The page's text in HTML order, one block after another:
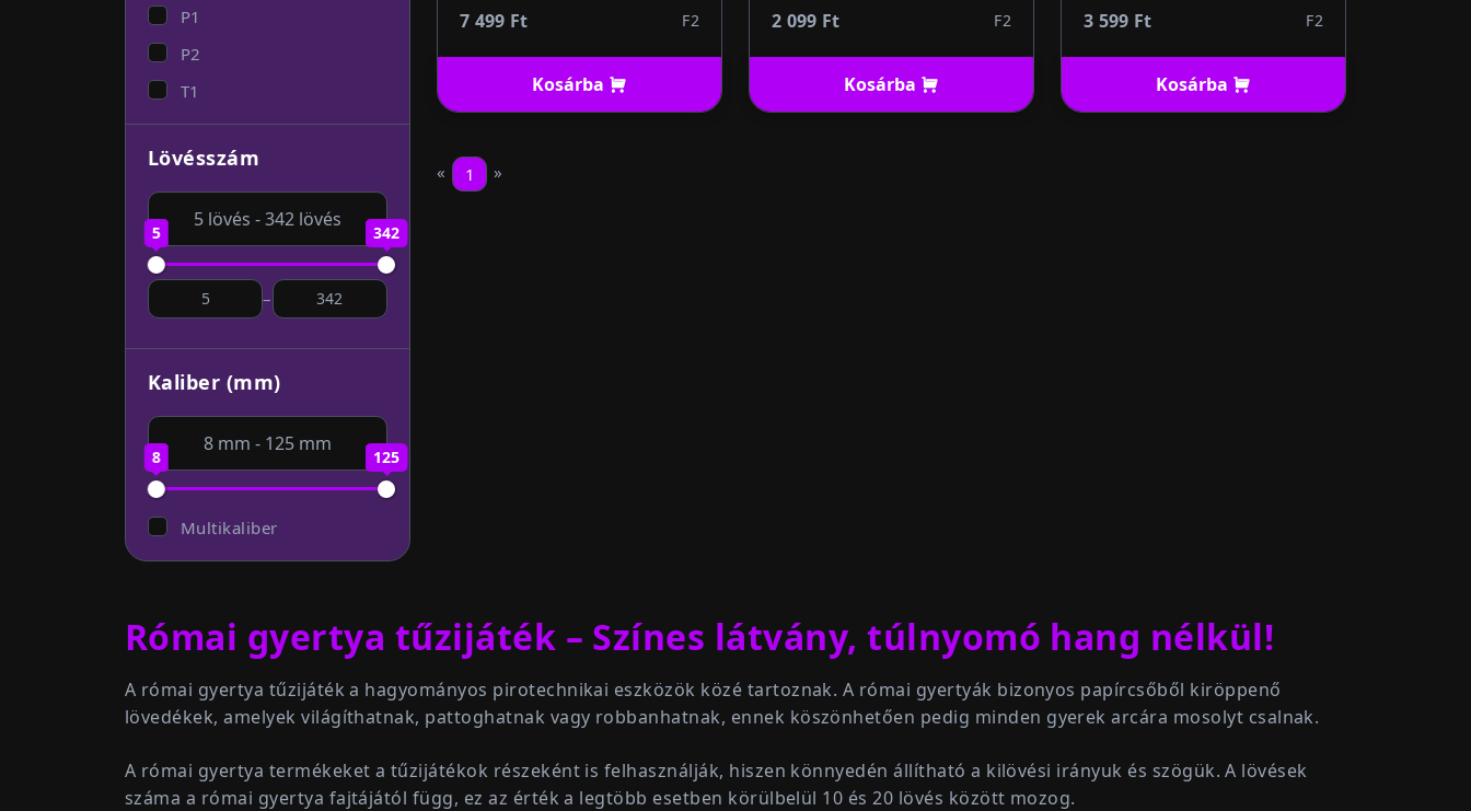
P1
P2
T1
Lövésszám
Kiválasztott lövésszám tartomány
5 342
Minimum lövésszám
–
Maximum lövésszám
Kaliber (mm)
Kiválasztott kaliber tartomány
8 125
Multikaliber
7 499 Ft F2
Kosárba
2 099 Ft F2
Kosárba
3 599 Ft F2
Kosárba
« 1 »
Római gyertya tűzijáték – Színes látvány, túlnyomó hang nélkül!
A római gyertya tűzijáték a hagyományos pirotechnikai eszközök közé tartoznak. A római gyertyák bizonyos papírcsőből kiröppenő
lövedékek, amelyek világíthatnak, pattoghatnak vagy robbanhatnak, ennek köszönhetően pedig minden gyerek arcára mosolyt csalnak.
A római gyertya termékeket a tűzijátékok részeként is felhasználják, hiszen könnyedén állítható a kilövési irányuk és szögük. A lövések
száma a római gyertya fajtájától függ, ez az érték a legtöbb esetben körülbelül 10 és 20 lövés között mozog.